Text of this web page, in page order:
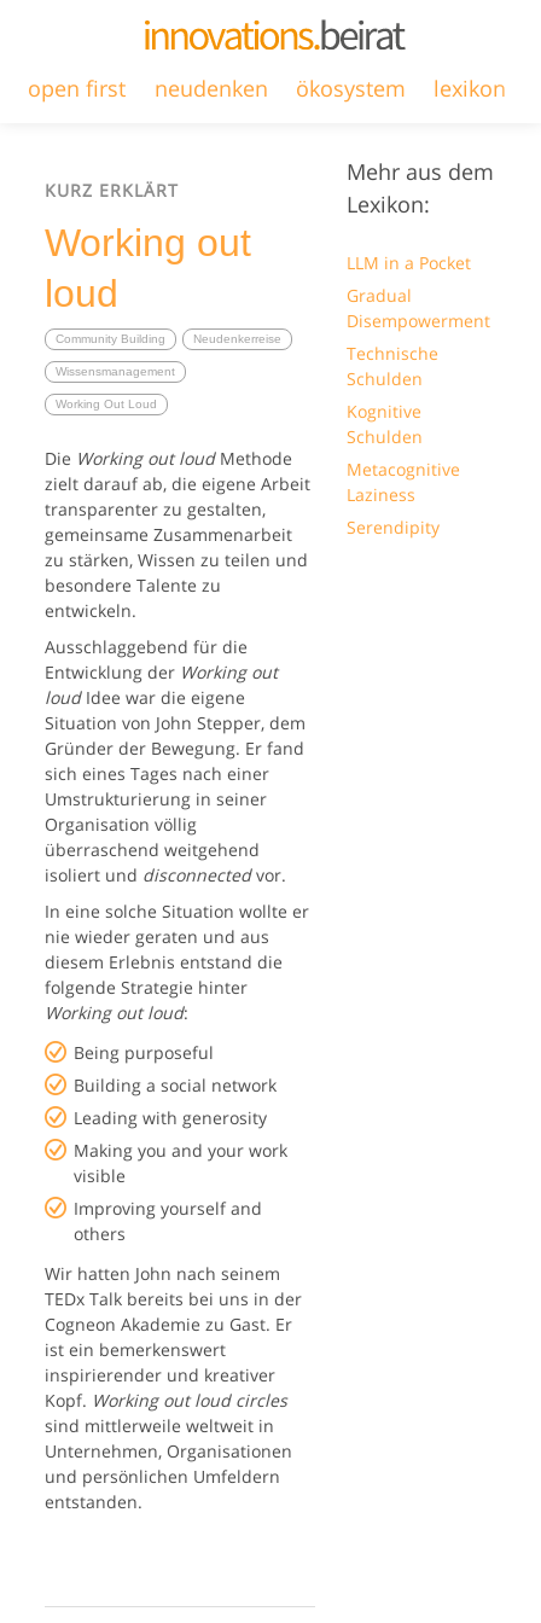
open first neudenken ökosystem lexikon
KURZ ERKLÄRT
Working out
loud
Community Building Neudenkerreise
Wissensmanagement
Working Out Loud
Die Working out loudMethode
zielt darauf ab, die eigene Arbeit
transparenter zu gestalten,
gemeinsame Zusammenarbeit
zu stärken, Wissen zu teilen und
besondere Talente zu
entwickeln.
Ausschlaggebend für die
Entwicklung der Working out
loudIdee war die eigene
Situation von John Stepper, dem
Gründer der Bewegung. Er fand
sich eines Tages nach einer
Umstrukturierung in seiner
Organisation völlig
überraschend weitgehend
isoliert und disconnectedvor.
In eine solche Situation wollte er
nie wieder geraten und aus
diesem Erlebnis entstand die
folgende Strategie hinter
Working out loud:
Being purposeful
Building a social network
Leading with generosity
Making you and your work
visible
Improving yourself and
others
Wir hatten John nach seinem
TEDx Talk bereits bei uns in der
Cogneon Akademie zu Gast. Er
ist ein bemerkenswert
inspirierender und kreativer
Kopf. Working out loud circles
sind mittlerweile weltweit in
Unternehmen, Organisationen
und persönlichen Umfeldern
entstanden.
Mehr aus dem
Lexikon:
LLM in a Pocket
Gradual
Disempowerment
Technische
Schulden
Kognitive
Schulden
Metacognitive
Laziness
Serendipity